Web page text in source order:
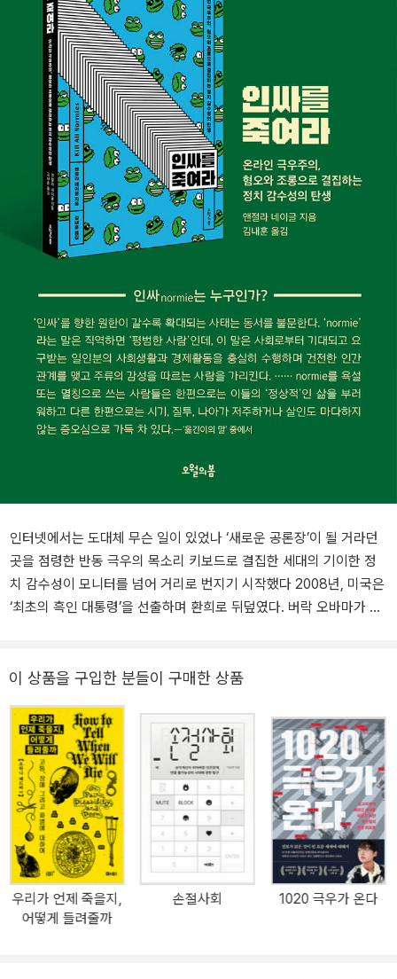
인터넷에서는 도대체 무슨 일이 있었나 ‘새로운 공론장’이 될 거라던
곳을 점령한 반동 극우의 목소리 키보드로 결집한 세대의 기이한 정
치 감수성이 모니터를 넘어 거리로 번지기 시작했다 2008년, 미국은
‘최초의 흑인 대통령’을 선출하며 환희로 뒤덮였다. 버락 오바마가 전
열렬한 애정을 숨기지 않았다. 리버럴 진영과 거리를 두는 민주당 내
했다. 그리고 2016년, 힐러리 클린턴은 ‘최초의 여성 대통령’으로 이
같은 스펙터클을 재현하고자 했다. 하지만 모두가 알고 있듯 그 결과
는 도널드 트럼프 당선이라는 충격이었다. 도대체 무슨 일이 있었던
걸까? 이 책은 바로 그 시기, 오바마에서 트럼프 사이의 기간 동안 일
어난 정치적 급변의 궤적을 기록한다. 성 혁명 이후 1990년대 미국의
보수주의와 진보주의 사이에서 페미니즘, 동성애, 인종주의 등을 놓
고 격렬하게 벌어졌던 문화전쟁은 소셜미디어 사용이 정점에 이른 2
010년대를 전후해 인터넷을 전장으로 삼으며 다시 한번 치열하게 전
개됐다. 한쪽에는 백인민족주의를 외치는 트럼프 행정부 수석전략가
스티브 배넌에서 극우의 셀러브리티 마일로 이아노풀로스, 그리고 끝
이 상품을 구입한 분들이 구매한 상품
우리가 언제 죽을지,
어떻게 들려줄까
손절사회 1020 극우가 온다